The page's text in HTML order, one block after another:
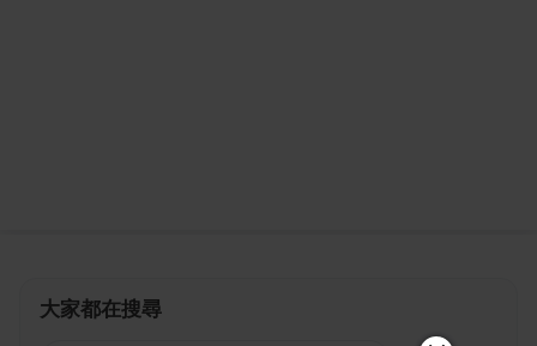
大家都在搜尋